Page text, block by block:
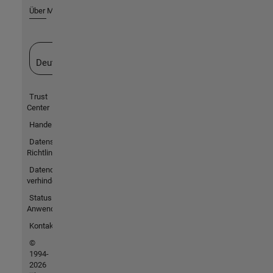
Über MathWorks
Deutschland
Trust
Center
Handelsmarken
Datenschutz-
Richtlinien
Datendiebstahl
verhindern
Status von
Anwendungen
Kontakt
©
1994-
2026